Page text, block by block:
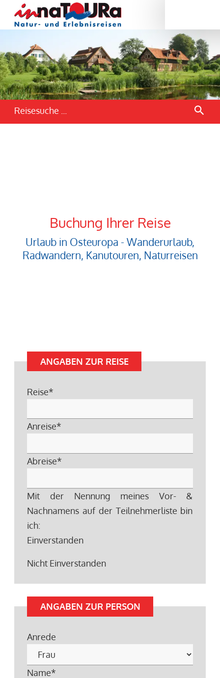
Reisesuche ...
Buchung Ihrer Reise
Urlaub in Osteuropa - Wanderurlaub,
Radwandern, Kanutouren, Naturreisen
ANGABEN ZUR REISE
Reise*
Anreise*
Abreise*
Mit der Nennung meines Vor- &
Nachnamens auf der Teilnehmerliste bin
ich:
Einverstanden
Nicht Einverstanden
ANGABEN ZUR PERSON
Anrede
Name*